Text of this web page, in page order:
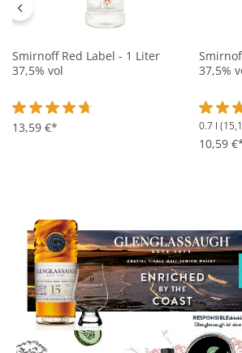
Smirnoff Red Label - 1 Liter
37,5% vol
Durchschnittliche Bewertung von 4.8 von
13,59 €*
37,5%
0.7 l
10,59